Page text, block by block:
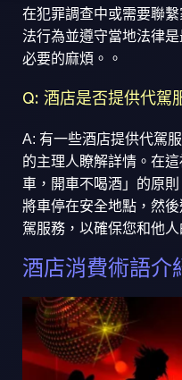
在犯罪調查中或需要聯
法行為並遵守當地法律
必要的麻煩。。
Q: 酒店是否提供代駕
A: 有一些酒店提供代駕
的主理人瞭解詳情。在
車，開車不喝酒」的原
將車停在安全地點，然
駕服務，以確保您和他人
酒店消費術語介